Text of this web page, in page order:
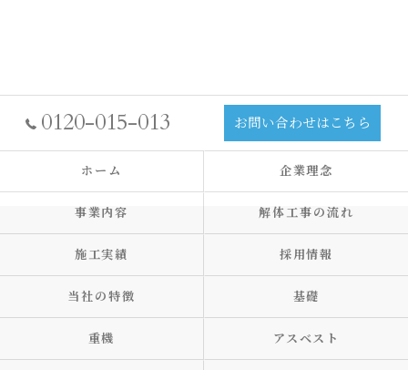
0120-015-013 お問い合わせはこちら
ホーム 企業理念
事業内容 解体工事の流れ
施工実績 採用情報
当社の特徴 基礎
重機 アスベスト